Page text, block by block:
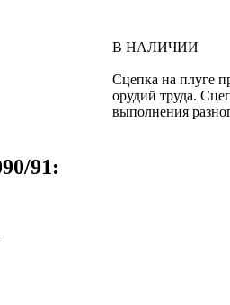
В НАЛИЧИИ
Сцепка на плуге
орудий труда.
выполнения
91: